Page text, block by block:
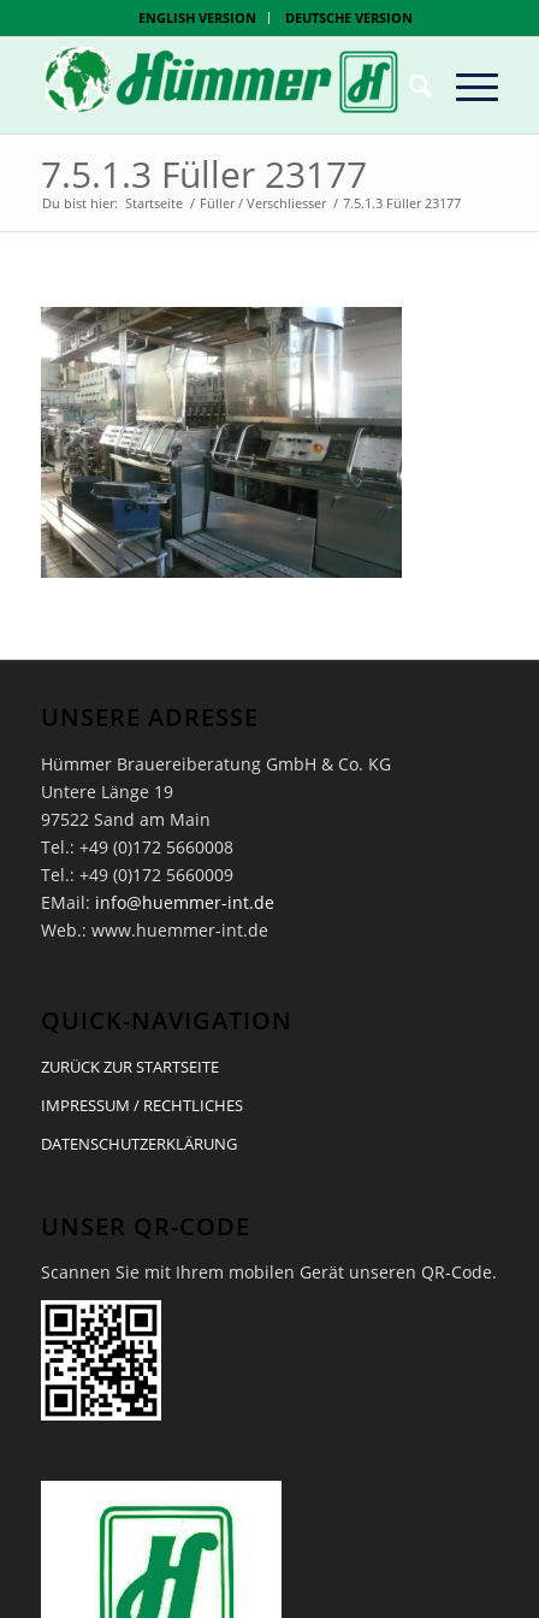
ENGLISH VERSION DEUTSCHE VERSION
7.5.1.3 Füller 23177
Du bist hier: Startseite / Füller / Verschliesser / 7.5.1.3 Füller 23177
UNSERE ADRESSE
Hümmer Brauereiberatung GmbH & Co. KG
Untere Länge 19
97522 Sand am Main
Tel.: +49 (0)172 5660008
Tel.: +49 (0)172 5660009
EMail: info@huemmer-int.de
Web.: www.huemmer-int.de
QUICK-NAVIGATION
ZURÜCK ZUR STARTSEITE
IMPRESSUM / RECHTLICHES
DATENSCHUTZERKLÄRUNG
UNSER QR-CODE
Scannen Sie mit Ihrem mobilen Gerät unseren QR-Code.